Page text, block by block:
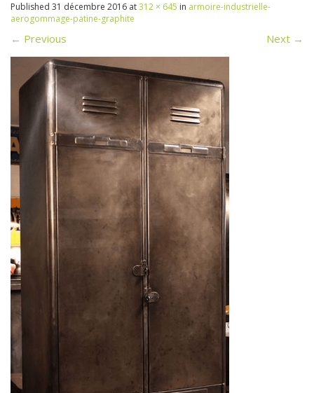
Published 31 décembre 2016 at312 × 645 in armoire-industrielle-
aerogommage-patine-graphite
← Previous Next →